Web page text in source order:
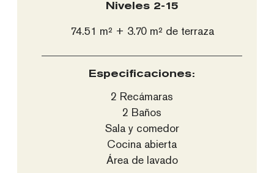
Niveles 2-15
74.51 m² + 3.70 m² de terraza
Especificaciones:
2 Recámaras
2 Baños
Sala y comedor
Cocina abierta
Área de lavado
Especificaciones:
2 Recámaras
2 Baños
Cocina abierta
Área de lavado
Especificaciones:
2 Recámaras
2 Baños
Recibidor
Cocina abierta
Área de lavado